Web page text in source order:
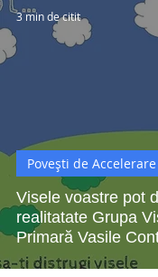
Visele voastre pot
realitatate Grupa
Primară Vasile
Povești de
3 min de citit